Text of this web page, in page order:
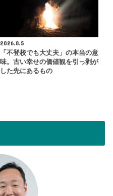
2026.8.5
「不登校でも大丈夫」の本当の意
味。古い幸せの価値観を引っ剥が
した先にあるもの